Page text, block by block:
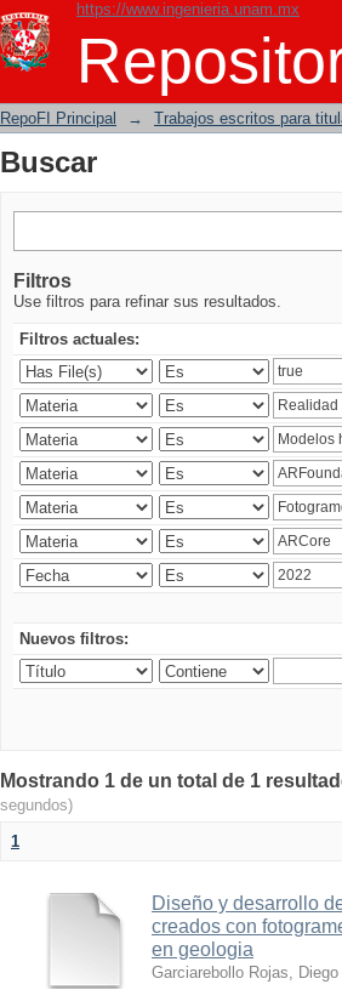
https://www.ingenieria.unam.mx
Buscar
RepoFI Principal → Trabajos escritos para
Buscar
Filtros
Use filtros para refinar sus resultados.
Filtros actuales:
Nuevos filtros:
Mostrando 1 de un total de 1
segundos)
1
Diseño y desarrollo
creados con
en geologia
Garciarebollo Rojas, Diego